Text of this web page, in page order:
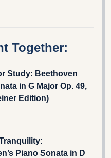
Together:
Study: Beethoven
in G Major Op. 49,
Edition)
Piano Sonata in D